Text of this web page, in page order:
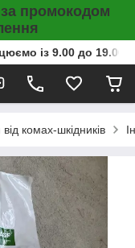
промокодом
із 9.00 до
комах-шкідників